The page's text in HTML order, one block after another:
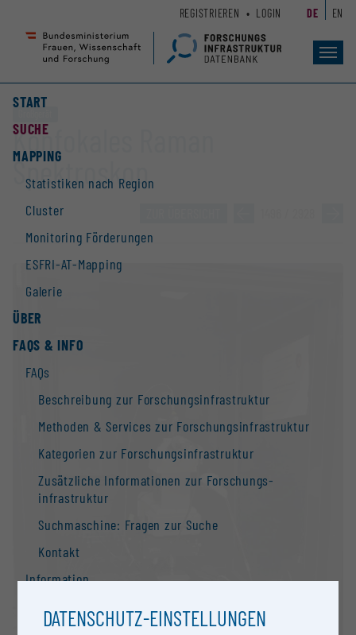
Seiteninhalt
Accesskey
Hauptnavigation
Accesskey
START
SUCHE
MAPPING
Statistiken nach Region
Cluster
Monitoring Förderungen
ESFRI-AT-Mapping
Galerie
ÜBER
FAQS & INFO
FAQs
Beschreibung zur Forschungs­infrastruktur
Methoden & Services zur Forschungs­infrastruktur
Kategorien zur Forschungs­infrastruktur
Zusätzliche Informationen zur Forschungs­
infrastruktur
Suchmaschine: Fragen zur Suche
Kontakt
Information
REGISTRIEREN LOGIN DE EN
Konfokales Raman
Spektroskop
DATENSCHUTZ-EINSTELLUNGEN